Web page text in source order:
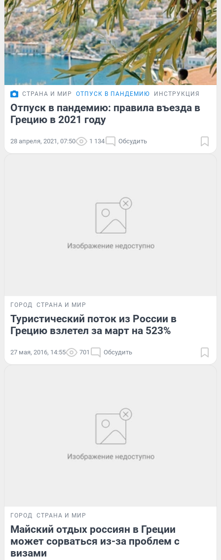
СТРАНА И МИР ОТПУСК В ПАНДЕМИЮ ИНСТРУКЦИЯ
Отпуск в пандемию: правила въезда в
Грецию в 2021 году
28 апреля, 2021, 07:50 1 134 Обсудить
ГОРОД СТРАНА И МИР
Туристический поток из России в
Грецию взлетел за март на 523%
27 мая, 2016, 14:55 701 Обсудить
ГОРОД СТРАНА И МИР
Майский отдых россиян в Греции
может сорваться из-за проблем с
визами